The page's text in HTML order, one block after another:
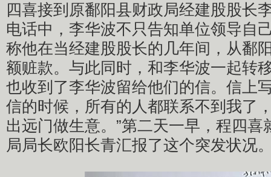
四喜接到原鄱阳县财政局经建股股长
电话中，李华波不只告知单位领导自
称他在当经建股股长的几年间，从鄱
额赃款。与此同时，和李华波一起转
也收到了李华波留给他们的信。信上
信的时候，所有的人都联系不到我了
出远门做生意。”第二天一早，程四
局局长欧阳长青汇报了这个突发状况